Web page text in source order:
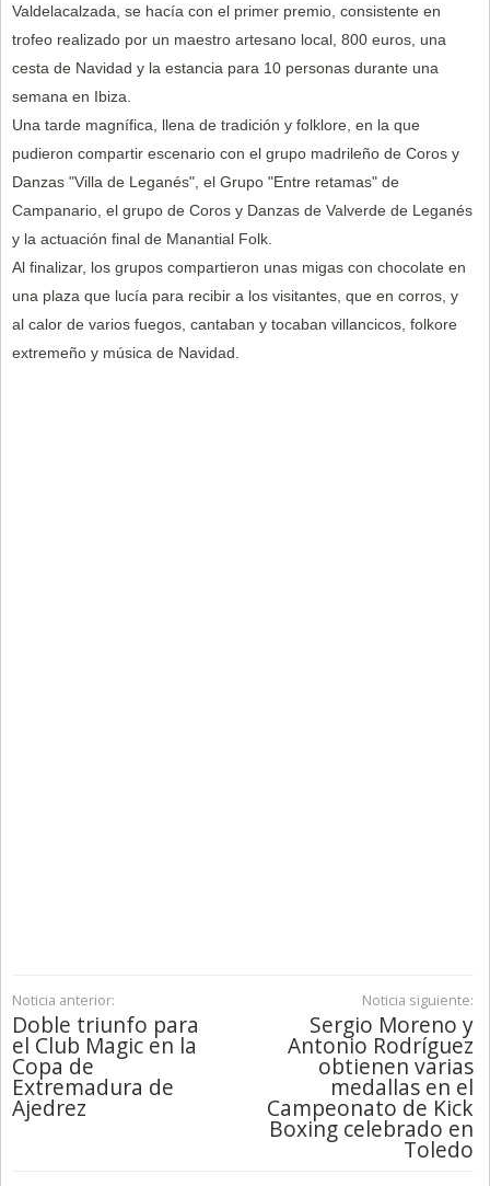
Valdelacalzada, se hacía con el primer premio, consistente en
trofeo realizado por un maestro artesano local, 800 euros, una
cesta de Navidad y la estancia para 10 personas durante una
semana en Ibiza.
Una tarde magnífica, llena de tradición y folklore, en la que
pudieron compartir escenario con el grupo madrileño de Coros y
Danzas "Villa de Leganés", el Grupo "Entre retamas" de
Campanario, el grupo de Coros y Danzas de Valverde de Leganés
y la actuación final de Manantial Folk.
Al finalizar, los grupos compartieron unas migas con chocolate en
una plaza que lucía para recibir a los visitantes, que en corros, y
al calor de varios fuegos, cantaban y tocaban villancicos, folkore
extremeño y música de Navidad.
Noticia anterior:
Doble triunfo para
el Club Magic en la
Copa de
Extremadura de
Ajedrez
Noticia siguiente:
Sergio Moreno y
Antonio Rodríguez
obtienen varias
medallas en el
Campeonato de Kick
Boxing celebrado en
Toledo